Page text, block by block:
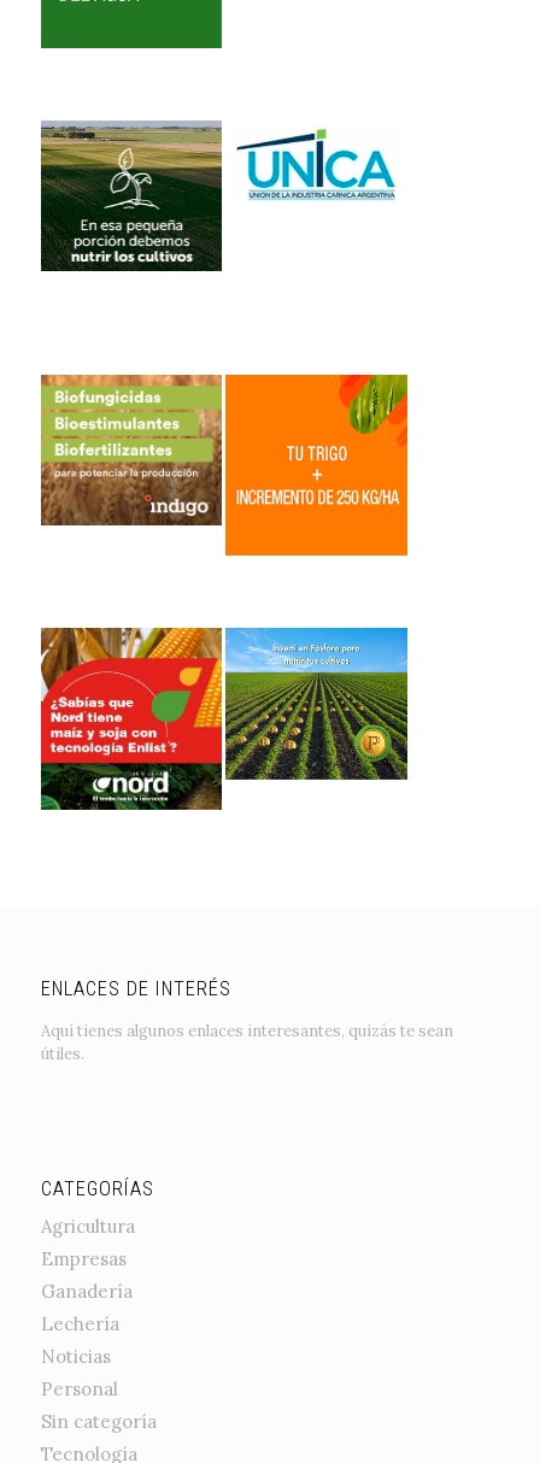
ENLACES DE INTERÉS
Aquí tienes algunos enlaces interesantes, quizás te sean
útiles.
CATEGORÍAS
Agricultura
Empresas
Ganadería
Lechería
Noticias
Personal
Sin categoría
Tecnología